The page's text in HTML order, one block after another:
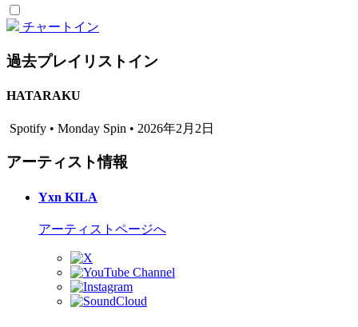
チャートイン
過去プレイリストイン
HATARAKU
Spotify • Monday Spin • 2026年2月2日
アーティスト情報
Yxn KILA
アーティストページへ